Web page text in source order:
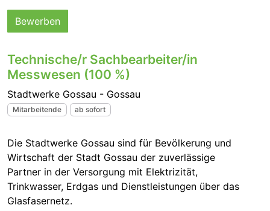
Bewerben
Technische/r Sachbearbeiter/in
Messwesen (100 %)
Stadtwerke Gossau - Gossau
Mitarbeitende ab sofort
Die Stadtwerke Gossau sind für Bevölkerung und
Wirtschaft der Stadt Gossau der zuverlässige
Partner in der Versorgung mit Elektrizität,
Trinkwasser, Erdgas und Dienstleistungen über das
Glasfasernetz.